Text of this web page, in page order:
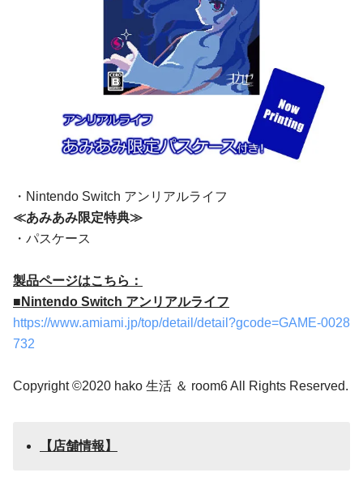
・Nintendo Switch アンリアルライフ
≪あみあみ限定特典≫
・パスケース
製品ページはこちら：
■Nintendo Switch アンリアルライフ
https://www.amiami.jp/top/detail/detail?gcode=GAME-0028
732
Copyright ©2020 hako 生活 ＆ room6 All Rights Reserved.
【店舗情報】